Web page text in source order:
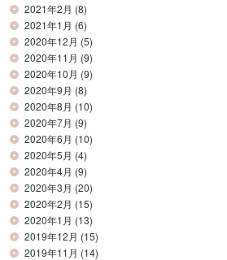
2021年2月 (8)
2021年1月 (6)
2020年12月 (5)
2020年11月 (9)
2020年10月 (9)
2020年9月 (8)
2020年8月 (10)
2020年7月 (9)
2020年6月 (10)
2020年5月 (4)
2020年4月 (9)
2020年3月 (20)
2020年2月 (15)
2020年1月 (13)
2019年12月 (15)
2019年11月 (14)